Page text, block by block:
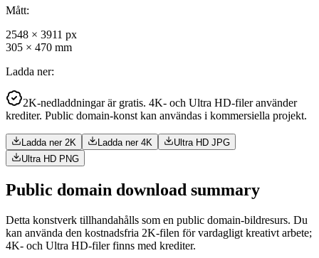
Mått:
2548 × 3911 px
305 × 470 mm
Ladda ner:
2K-nedladdningar är gratis. 4K- och Ultra HD-filer använder
krediter. Public domain-konst kan användas i kommersiella projekt.
Ladda ner 2K Ladda ner 4K
Ultra HD JPG
Ultra HD PNG
Public domain download summary
Detta konstverk tillhandahålls som en public domain-bildresurs. Du
kan använda den kostnadsfria 2K-filen för vardagligt kreativt arbete;
4K- och Ultra HD-filer finns med krediter.